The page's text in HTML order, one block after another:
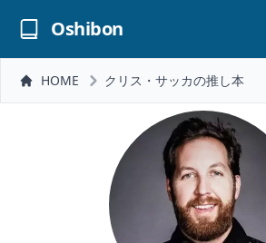
Oshibon
HOME クリス・サッカの推し本